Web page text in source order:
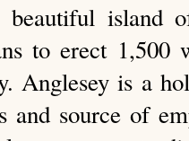
island
to erect 1,500
Anglesey is a
and source of